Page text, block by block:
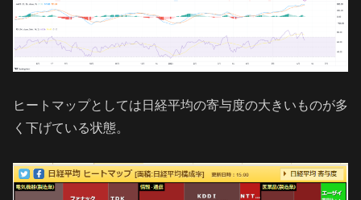
ヒートマップとしては日経平均の寄与度の大きいものが多
く下げている状態。